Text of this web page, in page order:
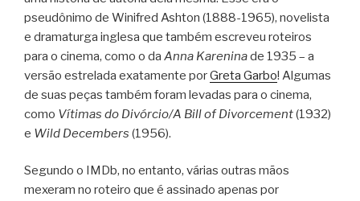
pseudônimo de Winifred Ashton (1888-1965), novelista
e dramaturga inglesa que também escreveu roteiros
para o cinema, como o da Anna Kareninade 1935 – a
versão estrelada exatamente porGreta Garbo! Algumas
de suas peças também foram levadas para o cinema,
como Vítimas do Divórcio/A Bill of Divorcement(1932)
e Wild Decembers (1956).
Segundo o IMDb, no entanto, várias outras mãos
mexeram no roteiro que é assinado apenas por